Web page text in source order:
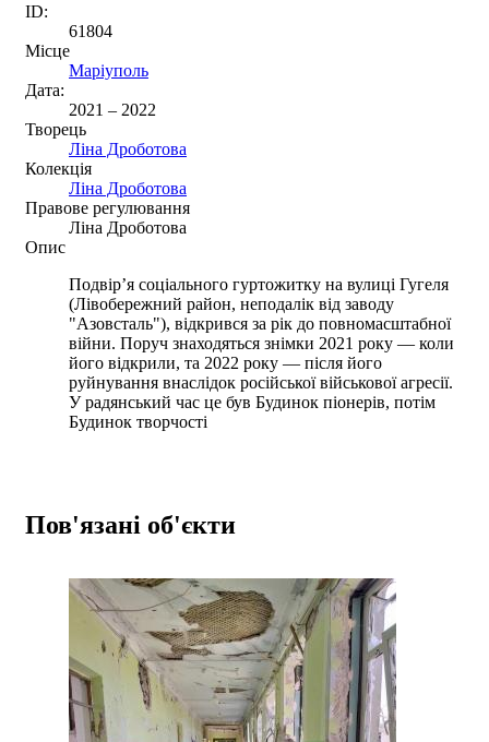
ID:
61804
Місце
Маріуполь
Дата:
2021 – 2022
Творець
Ліна Дроботова
Колекція
Ліна Дроботова
Правове регулювання
Ліна Дроботова
Опис
Подвір’я соціального гуртожитку на вулиці Гугеля
(Лівобережний район, неподалік від заводу
"Азовсталь"), відкрився за рік до повномасштабної
війни. Поруч знаходяться знімки 2021 року — коли
його відкрили, та 2022 року — після його
руйнування внаслідок російської військової агресії.
У радянський час це був Будинок піонерів, потім
Будинок творчості
Пов'язані об'єкти